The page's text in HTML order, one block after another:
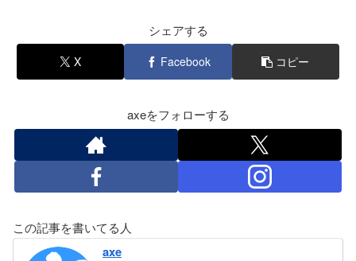
シェアする
X Facebook コピー
axeをフォローする
この記事を書いてる人
axe